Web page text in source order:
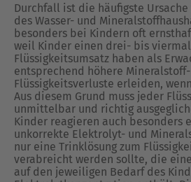
Durchfall ist die häufigste
des Wasser- und
besonders bei Kindern oft
weil Kinder einen drei- bis
Flüssigkeitsumsatz haben als
entsprechend höhere
Flüssigkeitsverluste erleiden,
Aus diesem Grund muss jeder
unmittelbar und richtig
Kinder reagieren auch besonders
unkorrekte Elektrolyt- und
nur eine Trinklösung zum
verabreicht werden sollte, die
auf den jeweiligen Bedarf des